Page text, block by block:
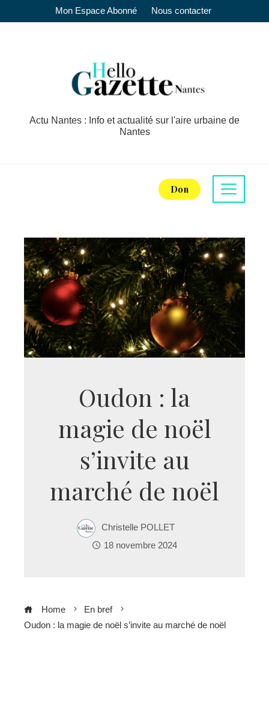
Mon Espace Abonné Nous contacter
Actu Nantes : Info et actualité sur l'aire urbaine de
Nantes
Don
Oudon : la
magie de noël
s’invite au
marché de noël
Christelle POLLET
18 novembre 2024
Home
En bref
Oudon : la magie de noël s’invite au marché de noël